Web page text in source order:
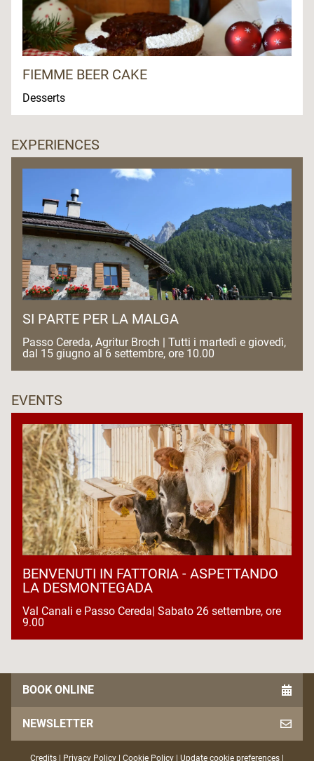
FIEMME BEER CAKE
Desserts
EXPERIENCES
SI PARTE PER LA MALGA
Passo Cereda, Agritur Broch | Tutti i martedì e giovedì,
dal 15 giugno al 6 settembre, ore 10.00
EVENTS
BENVENUTI IN FATTORIA - ASPETTANDO
LA DESMONTEGADA
Val Canali e Passo Cereda| Sabato 26 settembre, ore
9.00
BOOK ONLINE
NEWSLETTER
Credits Privacy Policy Cookie Policy Update cookie preferences